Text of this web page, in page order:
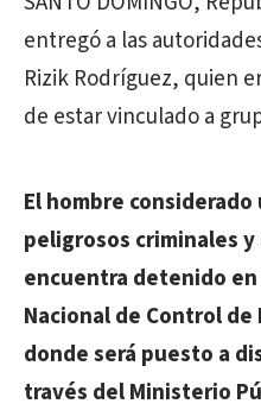
entregó a las
Rizik Rodríguez, quien
de estar vinculado a
El hombre considerado
peligrosos criminales y
encuentra detenido en
Nacional de Control de
donde será puesto a
través del Ministerio